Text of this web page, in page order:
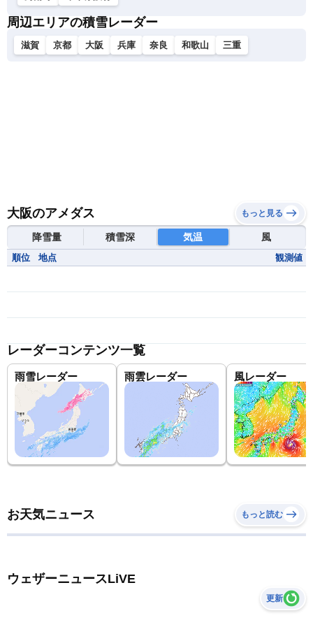
周辺エリアの積雪レーダー
滋賀 京都 大阪 兵庫 奈良 和歌山 三重
大阪のアメダス もっと見る
降雪量 積雪深 気温 風
順位 地点 観測値
レーダーコンテンツ一覧
雨雪レーダー 雨雲レーダー 風レーダー
お天気ニュース もっと読む
ウェザーニュースLiVE
更新